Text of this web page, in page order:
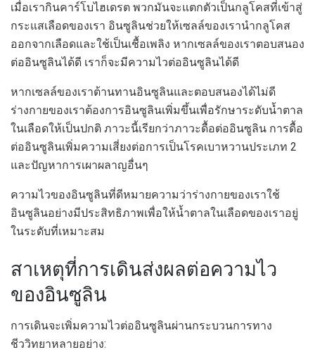
เมื่อเรากินคาร์โบไฮเดรต พวกมันจะแตกตัวเป็นกลูโคสที่เข้าสู่
กระแสเลือดของเรา อินซูลินช่วยให้เซลล์ของเรานำกลูโคส
ออกจากเลือดและใช้เป็นเชื้อเพลิง หากเซลล์ของเราตอบสนอง
ต่ออินซูลินได้ดี เราก็จะมีความไวต่ออินซูลินได้ดี
หากเซลล์ของเราต้านทานอินซูลินและตอบสนองได้ไม่ดี
ร่างกายของเราต้องการอินซูลินเพิ่มขึ้นเพื่อรักษาระดับน้ำตาล
ในเลือดให้เป็นปกติ ภาวะนี้เรียกว่าภาวะดื้อต่ออินซูลิน การดื้อ
ต่ออินซูลินเพิ่มความเสี่ยงต่อการเป็นโรคเบาหวานประเภท 2
และปัญหาการเผาผลาญอื่นๆ
ความไวของอินซูลินที่ดีหมายความว่าร่างกายของเราใช้
อินซูลินอย่างมีประสิทธิภาพเพื่อให้น้ำตาลในเลือดของเราอยู่
ในระดับที่เหมาะสม
สาเหตุที่การเดินส่งผลต่อความไว
ของอินซูลิน
การเดินจะเพิ่มความไวต่ออินซูลินผ่านกระบวนการทาง
ชีววิทยาหลายอย่าง: